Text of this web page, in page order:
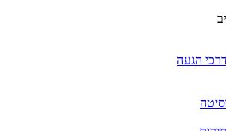
הגעה